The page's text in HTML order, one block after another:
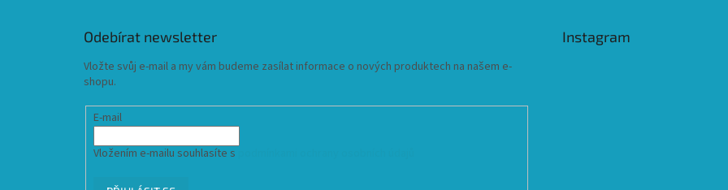
Odebírat newsletter
Vložte svůj e-mail a my vám budeme zasílat informace o nových produktech na našem e-
shopu.
E-mail
Vložením e-mailu souhlasíte s
Instagram